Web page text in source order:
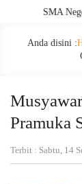
SMA Negeri 1
Anda disini :
Pramuka
Terbit : Sabtu, 14